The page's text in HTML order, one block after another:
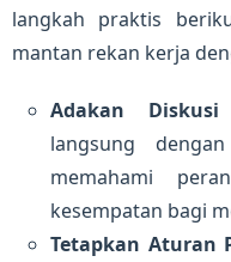
langkah praktis
mantan rekan kerja
Adakan
langsung
memahami
kesempatan bagi
Tetapkan Aturan